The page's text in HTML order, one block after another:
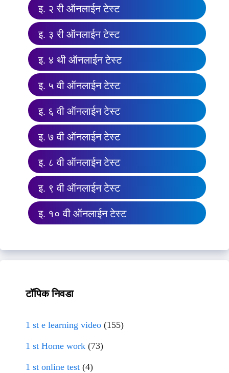
इ. २ री ऑनलाईन टेस्ट
इ. ३ री ऑनलाईन टेस्ट
इ. ४ थी ऑनलाईन टेस्ट
इ. ५ वी ऑनलाईन टेस्ट
इ. ६ वी ऑनलाईन टेस्ट
इ. ७ वी ऑनलाईन टेस्ट
इ. ८ वी ऑनलाईन टेस्ट
इ. ९ वी ऑनलाईन टेस्ट
इ. १० वी ऑनलाईन टेस्ट
टॉपिक निवडा
1 st e learning video (155)
1 st Home work (73)
1 st online test (4)